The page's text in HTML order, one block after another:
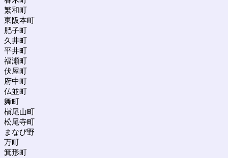
繁和町
東阪本町
肥子町
久井町
平井町
福瀬町
伏屋町
府中町
仏並町
舞町
槇尾山町
松尾寺町
まなび野
万町
箕形町